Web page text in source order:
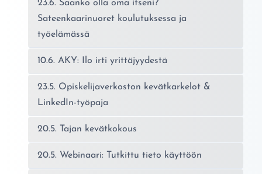
23.6. Saanko olla oma itseni?
Sateenkaarinuoret koulutuksessa ja
työelämässä
10.6. AKY: Ilo irti yrittäjyydestä
23.5. Opiskelijaverkoston kevätkarkelot &
LinkedIn-työpaja
20.5. Tajan kevätkokous
20.5. Webinaari: Tutkittu tieto käyttöön